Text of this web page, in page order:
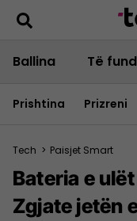
Ballina Të
Prishtina Prizreni
Tech > Paisjet Smart
Bateria e
Zgjate jetën